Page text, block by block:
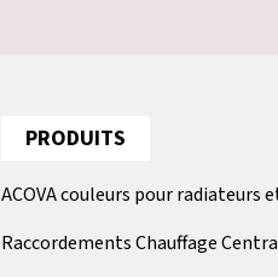
PRODUITS
ACOVA couleurs pour radiateurs
Raccordements Chauffage